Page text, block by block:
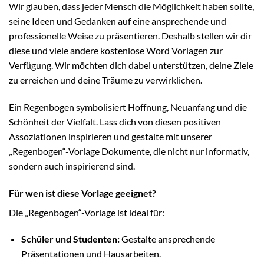
Wir glauben, dass jeder Mensch die Möglichkeit haben sollte,
seine Ideen und Gedanken auf eine ansprechende und
professionelle Weise zu präsentieren. Deshalb stellen wir dir
diese und viele andere kostenlose Word Vorlagen zur
Verfügung. Wir möchten dich dabei unterstützen, deine Ziele
zu erreichen und deine Träume zu verwirklichen.
Ein Regenbogen symbolisiert Hoffnung, Neuanfang und die
Schönheit der Vielfalt. Lass dich von diesen positiven
Assoziationen inspirieren und gestalte mit unserer
„Regenbogen“-Vorlage Dokumente, die nicht nur informativ,
sondern auch inspirierend sind.
Für wen ist diese Vorlage geeignet?
Die „Regenbogen“-Vorlage ist ideal für:
Schüler und Studenten:Gestalte ansprechende
Präsentationen und Hausarbeiten.